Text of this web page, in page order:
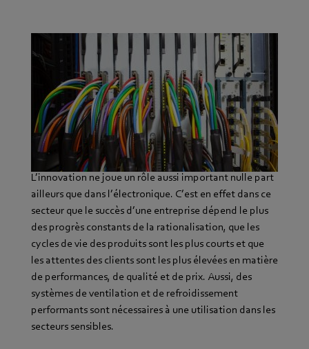
L’électronique, moteur de l’innovation
Systèmes de ventilateurs et de soufflantes pour
l’industrie électronique.
L’innovation ne joue un rôle aussi important nulle part
ailleurs que dans l’électronique. C’est en effet dans ce
secteur que le succès d’une entreprise dépend le plus
des progrès constants de la rationalisation, que les
cycles de vie des produits sont les plus courts et que
les attentes des clients sont les plus élevées en matière
de performances, de qualité et de prix. Aussi, des
systèmes de ventilation et de refroidissement
performants sont nécessaires à une utilisation dans les
secteurs sensibles.